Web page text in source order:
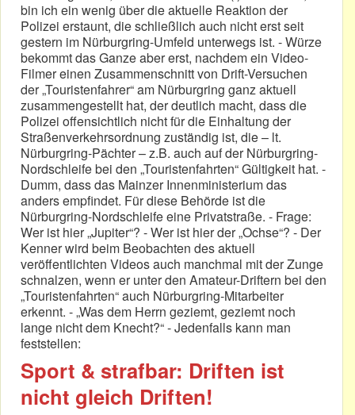
bin ich ein wenig über die aktuelle Reaktion der
Polizei erstaunt, die schließlich auch nicht erst seit
gestern im Nürburgring-Umfeld unterwegs ist. - Würze
bekommt das Ganze aber erst, nachdem ein Video-
Filmer einen Zusammenschnitt von Drift-Versuchen
der „Touristenfahrer“ am Nürburgring ganz aktuell
zusammengestellt hat, der deutlich macht, dass die
Polizei offensichtlich nicht für die Einhaltung der
Straßenverkehrsordnung zuständig ist, die – lt.
Nürburgring-Pächter – z.B. auch auf der Nürburgring-
Nordschleife bei den „Touristenfahrten“ Gültigkeit hat. -
Dumm, dass das Mainzer Innenministerium das
anders empfindet. Für diese Behörde ist die
Nürburgring-Nordschleife eine Privatstraße. - Frage:
Wer ist hier „Jupiter“? - Wer ist hier der „Ochse“? - Der
Kenner wird beim Beobachten des aktuell
veröffentlichten Videos auch manchmal mit der Zunge
schnalzen, wenn er unter den Amateur-Driftern bei den
„Touristenfahrten“ auch Nürburgring-Mitarbeiter
erkennt. - „Was dem Herrn geziemt, geziemt noch
lange nicht dem Knecht?“ - Jedenfalls kann man
feststellen:
Sport & strafbar: Driften ist
nicht gleich Driften!